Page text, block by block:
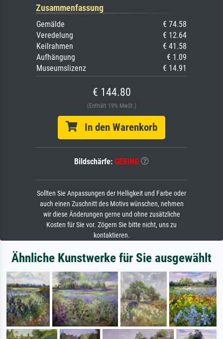
Zusammenfassung
Gemälde
€ 74.58
Veredelung
€ 12.64
Keilrahmen
€ 41.58
Aufhängung
€ 1.09
Museumslizenz
€ 14.91
€ 144.80
(Enthält 19% MwSt.)
In den Warenkorb
Bildschärfe: GERING
Sollten Sie Anpassungen der Helligkeit und Farbe oder
auch einen Zuschnitt des Motivs wünschen, nehmen
wir diese Änderungen gerne und ohne zusätzliche
Kosten für Sie vor. Zögern Sie bitte nicht, uns zu
kontaktieren.
Ähnliche Kunstwerke für Sie ausgewählt